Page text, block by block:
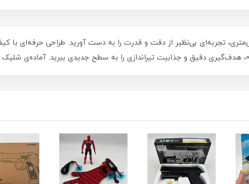
تک تیر انداز قناسه پوکه پران 94 سانتی‌متری، تجربه‌ای بی‌نظیر از دقت و قدرت را به دست آورید.